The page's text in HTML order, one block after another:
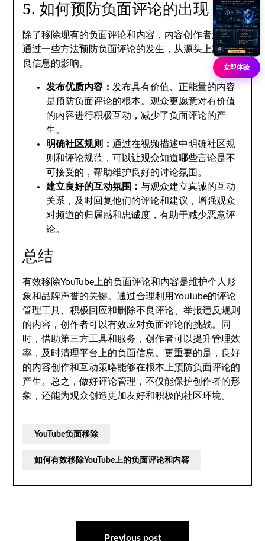
5. 如何预防负面评论的出现
除了移除现有的负面评论和内容，内容创作者还可以
通过一些方法预防负面评论的发生，从源头上减少不
良信息的影响。
发布优质内容： 发布具有价值、正能量的内容
是预防负面评论的根本。观众更愿意对有价值
的内容进行积极互动，减少了负面评论的产
生。
明确社区规则：通过在视频描述中明确社区规
则和评论规范，可以让观众知道哪些言论是不
可接受的，帮助维护良好的讨论氛围。
建立良好的互动氛围：与观众建立真诚的互动
关系，及时回复他们的评论和建议，增强观众
对频道的归属感和忠诚度，有助于减少恶意评
论。
总结
有效移除YouTube上的负面评论和内容是维护个人形
象和品牌声誉的关键。通过合理利用YouTube的评论
管理工具、积极回应和删除不良评论、举报违反规则
的内容，创作者可以有效应对负面评论的挑战。同
时，借助第三方工具和服务，创作者可以提升管理效
率，及时清理平台上的负面信息。更重要的是，良好
的内容创作和互动策略能够在根本上预防负面评论的
产生。总之，做好评论管理，不仅能保护创作者的形
象，还能为观众创造更加友好和积极的社区环境。
YouTube负面移除
如何有效移除YouTube上的负面评论和内容
Previous post
立即体验